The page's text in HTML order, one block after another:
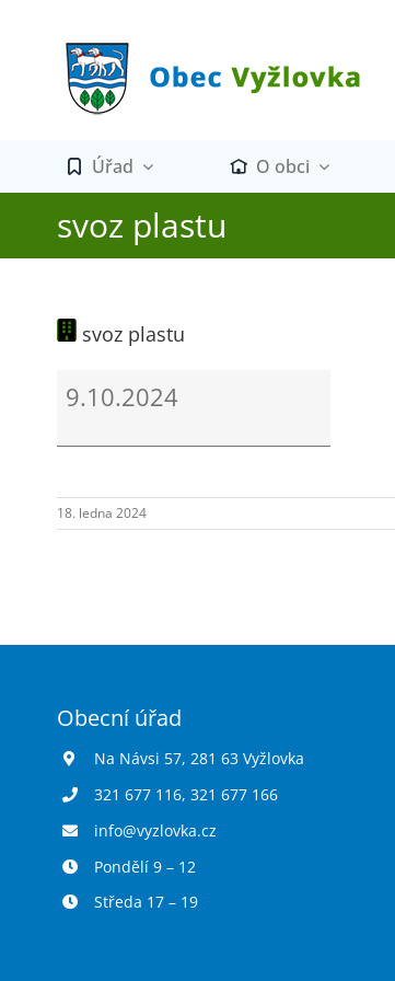
Úřad O obci
svoz plastu
svoz plastu
plastu
9.10.2024
18. ledna 2024
Obecní úřad
Na Návsi 57, 281 63 Vyžlovka
321 677 116, 321 677 166
info@vyzlovka.cz
Pondělí 9 – 12
Středa 17 – 19